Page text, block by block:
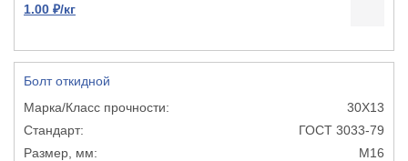
1.00 ₽/кг
Болт откидной
30Х13
ГОСТ 3033-79
М16